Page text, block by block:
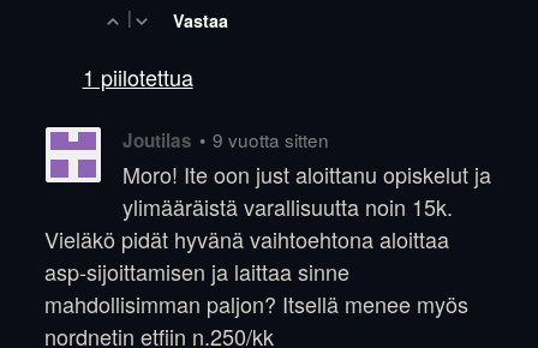
| Vastaa
1 piilotettua
Joutilas • 9 vuotta sitten
Moro! Ite oon just aloittanu opiskelut ja
ylimääräistä varallisuutta noin 15k.
Vieläkö pidät hyvänä vaihtoehtona aloittaa
asp-sijoittamisen ja laittaa sinne
mahdollisimman paljon? Itsellä menee myös
nordnetin etfiin n.250/kk